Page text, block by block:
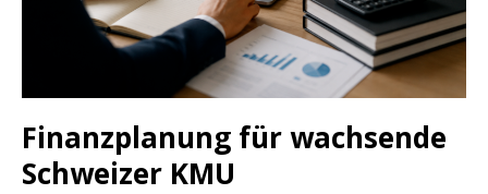
Finanzplanung für wachsende
Schweizer KMU